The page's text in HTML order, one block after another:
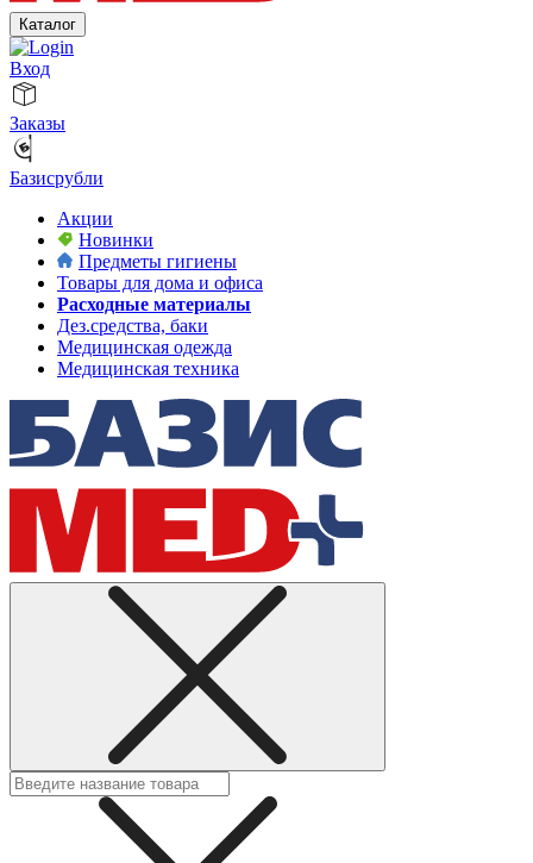
Каталог
Вход
Заказы
Базисрубли
Акции
Новинки
Предметы гигиены
Товары для дома и офиса
Расходные материалы
Дез.средства, баки
Медицинская одежда
Медицинская техника